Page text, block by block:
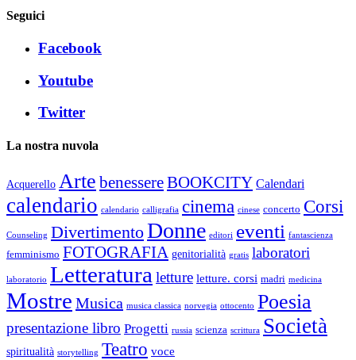
Seguici
Facebook
Youtube
Twitter
La nostra nuvola
Acquerello Arte benessereBOOKCITY Calendari
calendario calendario calligrafia cinema cinese concerto Corsi
Counseling DivertimentoDonne editori eventi fantascienza
femminismo FOTOGRAFIA genitorialità gratis laboratori
laboratorio Letteratura letture letture. corsi madri medicina
Mostre Musica musica classica norvegia ottocento Poesia
presentazione libro Progetti russia scienza scrittura Società
spiritualità storytelling Teatro voce